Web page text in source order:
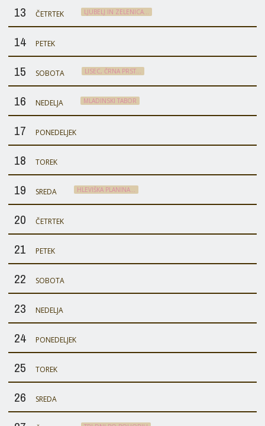
13 ČETRTEK LJUBELJ IN ZELENICA…
14 PETEK
15 SOBOTA LISEC, ČRNA PRST…
16 NEDELJA MLADINSKI TABOR
17 PONEDELJEK
18 TOREK
19 SREDA HLEVIŠKA PLANINA…
20 ČETRTEK
21 PETEK
22 SOBOTA
23 NEDELJA
24 PONEDELJEK
25 TOREK
26 SREDA